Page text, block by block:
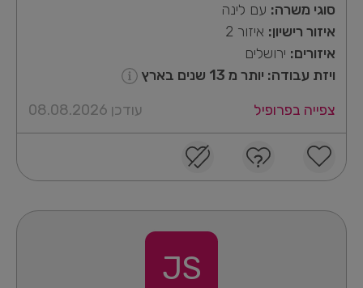
סוגי משרה: עם לינה
איזור רישיון: איזור 2
איזורים: ירושלים
ויזת עבודה: יותר מ 13 שנים בארץ
צפייה בפרופיל
עודכן 08.08.2026
JS